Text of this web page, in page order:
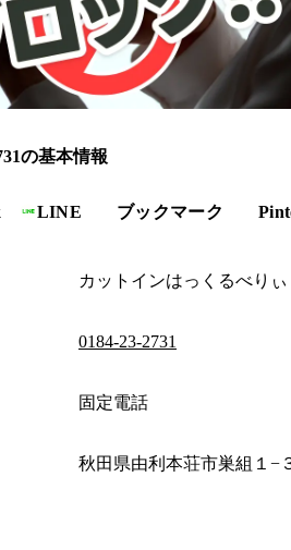
の基本情報
LINE ブックマーク
カットインはっくるべりぃ
0184-23-2731
固定電話
秋田県由利本荘市巣組１−